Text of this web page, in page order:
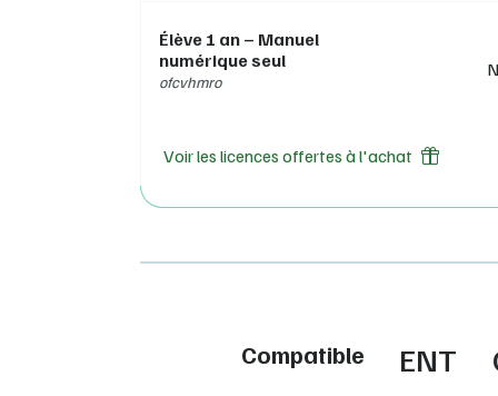
Élève 1 an – Manuel
numérique seul
ofcvhmro
Voir les licences offertes à l'achat
Compatible ENT